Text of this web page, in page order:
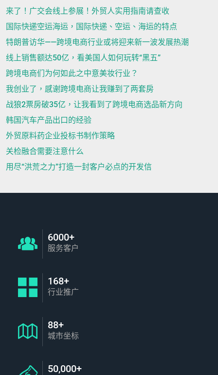
来了！广交会线上参展！外贸人实用指南请查收
国际快递空运海运，国际快递、空运、海运的特点
特朗普访华——跨境电商行业或将迎来新一波发展热潮
线上销售额达50亿，看美国人如何玩转“黑五”
跨境电商们为何如此之中意美妆行业？
我创业了，感谢跨境电商让我赚到了两套房
战狼2票房破35亿，让我看到了跨境电商选品新方向
韩国汽车产品出口的经验
外贸原料药企业投标书制作策略
关检融合需要注意什么
用尽“洪荒之力”打造一封客户必点的开发信
6000+
服务客户
168+
行业推广
88+
城市坐标
50,000+